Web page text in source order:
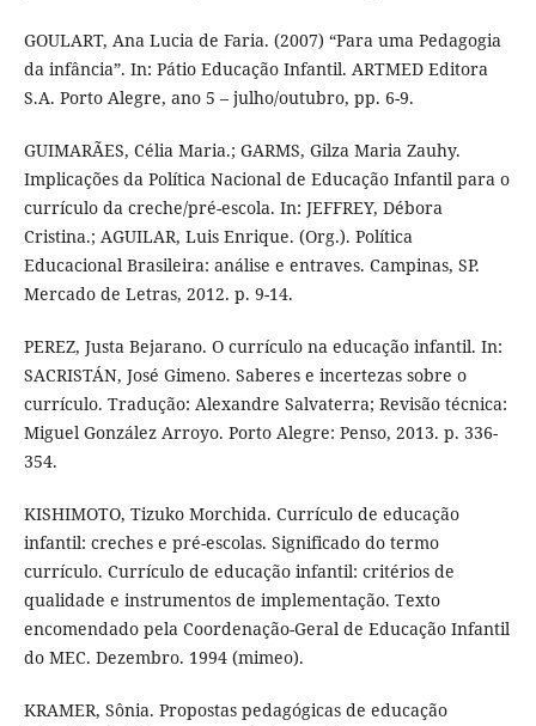
GOULART, Ana Lucia de Faria. (2007) “Para uma Pedagogia
da infância”. In: Pátio Educação Infantil. ARTMED Editora
S.A. Porto Alegre, ano 5 – julho/outubro, pp. 6-9.
GUIMARÃES, Célia Maria.; GARMS, Gilza Maria Zauhy.
Implicações da Política Nacional de Educação Infantil para o
currículo da creche/pré-escola. In: JEFFREY, Débora
Cristina.; AGUILAR, Luis Enrique. (Org.). Política
Educacional Brasileira: análise e entraves. Campinas, SP.
Mercado de Letras, 2012. p. 9-14.
PEREZ, Justa Bejarano. O currículo na educação infantil. In:
SACRISTÁN, José Gimeno. Saberes e incertezas sobre o
currículo. Tradução: Alexandre Salvaterra; Revisão técnica:
Miguel González Arroyo. Porto Alegre: Penso, 2013. p. 336-
354.
KISHIMOTO, Tizuko Morchida. Currículo de educação
infantil: creches e pré-escolas. Significado do termo
currículo. Currículo de educação infantil: critérios de
qualidade e instrumentos de implementação. Texto
encomendado pela Coordenação-Geral de Educação Infantil
do MEC. Dezembro. 1994 (mimeo).
KRAMER, Sônia. Propostas pedagógicas de educação